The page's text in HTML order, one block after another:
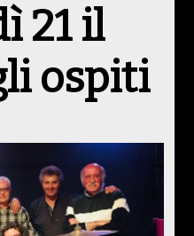
21 il
ospiti